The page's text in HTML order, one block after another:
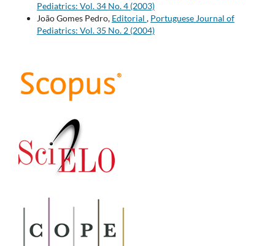
Pediatrics: Vol. 34 No. 4 (2003)
João Gomes Pedro, Editorial , Portuguese Journal of
Pediatrics: Vol. 35 No. 2 (2004)